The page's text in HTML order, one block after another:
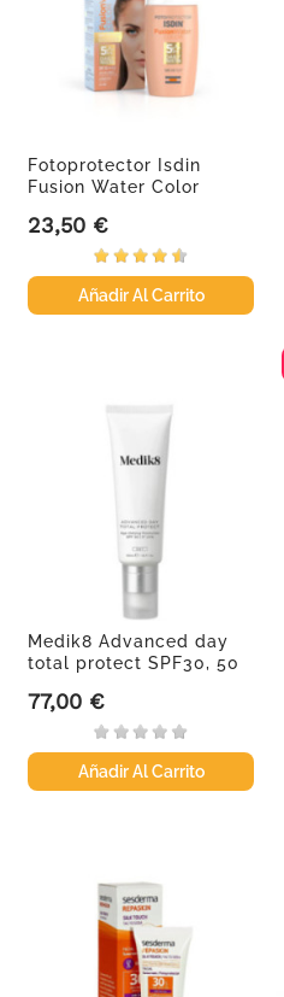
Fotoprotector Isdin
Fusion Water Color
Precio
23,50 €
Añadir Al Carrito
Medik8 Advanced day
total protect SPF30, 50
Precio
77,00 €
Añadir Al Carrito